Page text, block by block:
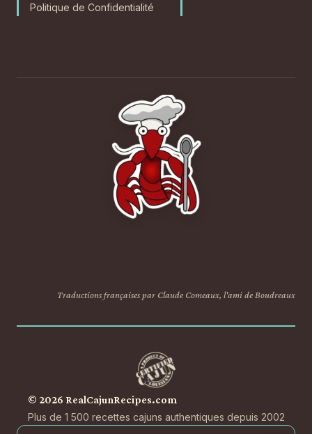
Politique de Confidentialité
Traductions françaises par Claude Comeaux, l'ami de Boudreaux
© 2026 RealCajunRecipes.com
Plus de 1 500 recettes cajuns authentiques depuis 2002